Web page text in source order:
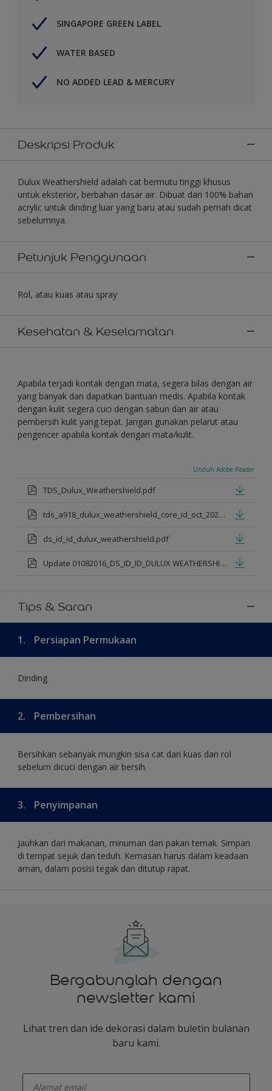
SINGAPORE GREEN LABEL
WATER BASED
NO ADDED LEAD & MERCURY
Deskripsi Produk
Dulux Weathershield adalah cat bermutu tinggi khusus
untuk eksterior, berbahan dasar air. Dibuat dari 100% bahan
acrylic untuk dinding luar yang baru atau sudah pernah dicat
sebelumnya.
Petunjuk Penggunaan
Rol, atau kuas atau spray
Kesehatan & Keselamatan
Apabila terjadi kontak dengan mata, segera bilas dengan air
yang banyak dan dapatkan bantuan medis. Apabila kontak
dengan kulit segera cuci dengan sabun dan air atau
pembersih kulit yang tepat. Jangan gunakan pelarut atau
pengencer apabila kontak dengan mata/kulit.
Unduh Adobe Reader
TDS_Dulux_Weathershield.pdf
tds_a918_dulux_weathershield_core_id_oct_2021.pdf
ds_id_id_dulux_weathershield.pdf
Update 01082016_DS_ID_ID_DULUX WEATHERSHIELD PRO PREMIUM EXTERIOR_mod.pdf
Tips & Saran
1. Persiapan Permukaan
Dinding
2. Pembersihan
Bersihkan sebanyak mungkin sisa cat dari kuas dan rol
sebelum dicuci dengan air bersih.
3. Penyimpanan
Jauhkan dari makanan, minuman dan pakan ternak. Simpan
di tempat sejuk dan teduh. Kemasan harus dalam keadaan
aman, dalam posisi tegak dan ditutup rapat.
Bergabunglah dengan
newsletter kami
Lihat tren dan ide dekorasi dalam buletin bulanan
baru kami.